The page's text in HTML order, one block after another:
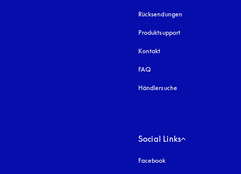
Rücksendungen
Produktsupport
Kontakt
FAQ
Händlersuche
Social Links
Facebook